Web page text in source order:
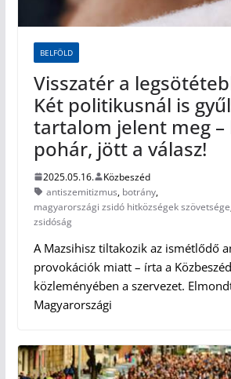
BELFÖLD
Visszatér a
Két politikusnál is
tartalom jelent meg –
pohár, jött a válasz!
2025.05.16.
Közbeszéd
antiszemitizmus, botrány,
magyarországi zsidó hitközségek szövetsége
zsidóság
A Mazsihisz tiltakozik az ismétlődő
provokációk miatt – írta a
közleményében a szervezet.
Magyarországi